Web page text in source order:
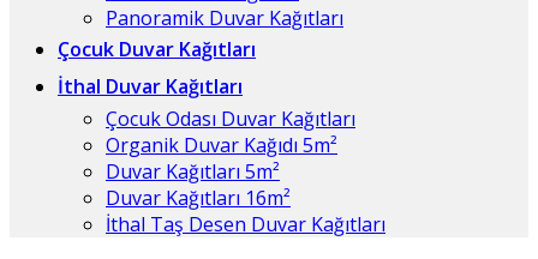
Panoramik Duvar Kağıtları
Çocuk Duvar Kağıtları
İthal Duvar Kağıtları
Çocuk Odası Duvar Kağıtları
Organik Duvar Kağıdı 5m²
Duvar Kağıtları 5m²
Duvar Kağıtları 16m²
İthal Taş Desen Duvar Kağıtları